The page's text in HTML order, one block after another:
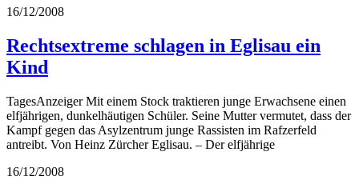
16/12/2008
Rechtsextreme schlagen in Eglisau ein
Kind
TagesAnzeiger Mit einem Stock traktieren junge Erwachsene einen
elfjährigen, dunkelhäutigen Schüler. Seine Mutter vermutet, dass der
Kampf gegen das Asylzentrum junge Rassisten im Rafzerfeld
antreibt. Von Heinz Zürcher Eglisau. – Der elfjährige
16/12/2008